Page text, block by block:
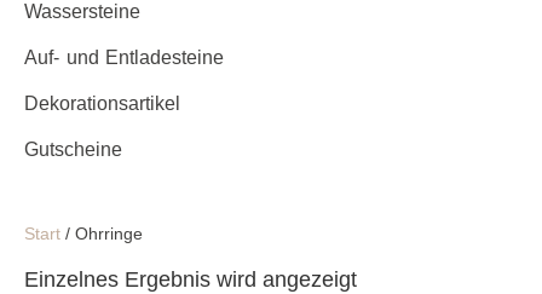
Wassersteine
Auf- und Entladesteine
Dekorationsartikel
Gutscheine
Start / Ohrringe
Einzelnes Ergebnis wird angezeigt